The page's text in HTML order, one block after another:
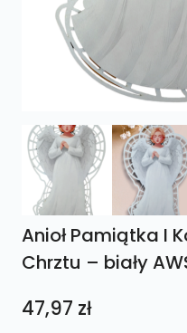
Anioł Pamiątka I
Chrztu – biały
47,97 zł